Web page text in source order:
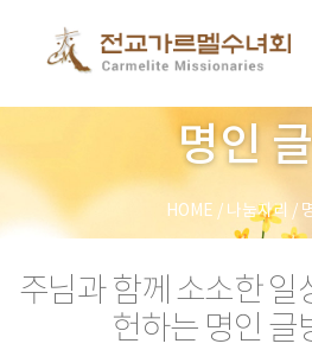
명인
HOME / 나눔자리 /
주님과 함께 소소한 일
헌하는 명인 글